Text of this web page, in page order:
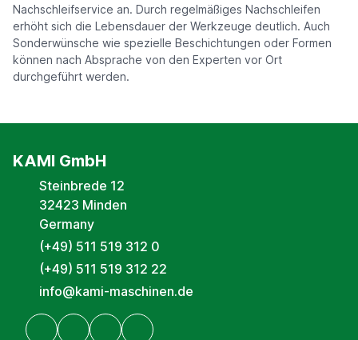
Nachschleifservice an. Durch regelmäßiges Nachschleifen
erhöht sich die Lebensdauer der Werkzeuge deutlich. Auch
Sonderwünsche wie spezielle Beschichtungen oder Formen
können nach Absprache von den Experten vor Ort
durchgeführt werden.
KAMI GmbH
Steinbrede 12
32423 Minden
Germany
(+49) 511 519 312 0
(+49) 511 519 312 22
info@kami-maschinen.de